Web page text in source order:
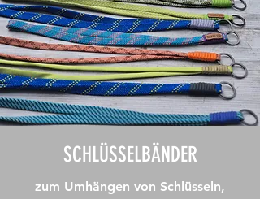
SCHLÜSSELBÄNDER
zum Umhängen von Schlüsseln,